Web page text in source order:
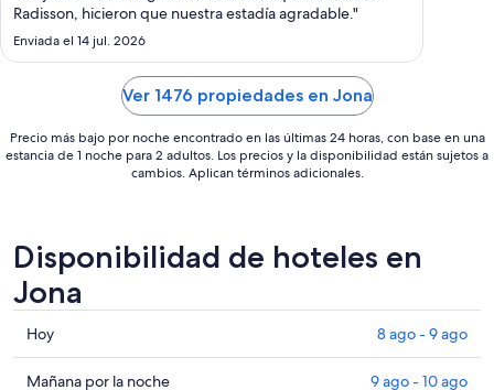
del
ago
al
12
Radisson, hicieron que nuestra estadía agradable."
Enviada el 14 jul. 2026
Ver 1476 propiedades en Jona
Precio más bajo por noche encontrado en las últimas 24 horas, con base en una
estancia de 1 noche para 2 adultos. Los precios y la disponibilidad están sujetos a
cambios. Aplican términos adicionales.
Disponibilidad de hoteles en
Jona
Consultar
precios
en
Hoy 8 ago - 9 ago
Consultar
Mañana por la noche 9 ago - 10 ago